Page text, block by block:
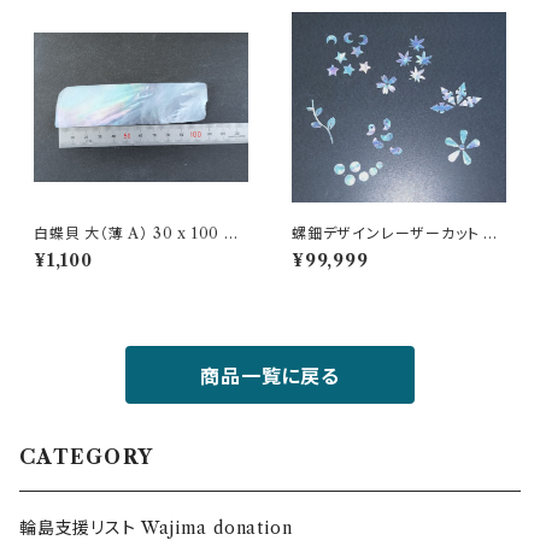
白蝶貝 大（薄 A） 30 x 100 m
m Shirochogai
¥1,100
螺鈿デザインレーザーカット Ra
den laser cutting
¥99,999
商品一覧に戻る
CATEGORY
輪島支援リスト Wajima donation